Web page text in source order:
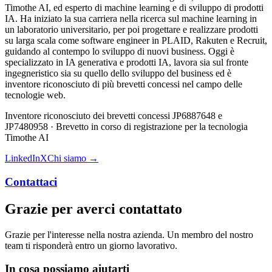
Timothe AI, ed esperto di machine learning e di sviluppo di prodotti
IA. Ha iniziato la sua carriera nella ricerca sul machine learning in
un laboratorio universitario, per poi progettare e realizzare prodotti
su larga scala come software engineer in PLAID, Rakuten e Recruit,
guidando al contempo lo sviluppo di nuovi business. Oggi è
specializzato in IA generativa e prodotti IA, lavora sia sul fronte
ingegneristico sia su quello dello sviluppo del business ed è
inventore riconosciuto di più brevetti concessi nel campo delle
tecnologie web.
Inventore riconosciuto dei brevetti concessi JP6887648 e
JP7480958 · Brevetto in corso di registrazione per la tecnologia
Timothe AI
LinkedInXChi siamo →
Contattaci
Grazie per averci contattato
Grazie per l'interesse nella nostra azienda. Un membro del nostro
team ti risponderà entro un giorno lavorativo.
In cosa possiamo aiutarti